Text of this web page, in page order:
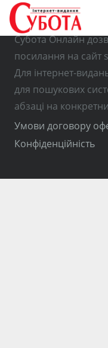
© Використання
Субота Онлайн
посилання на сайт
Для інтернет-
для пошукових
абзаці на
Умови договору
Конфіденційність